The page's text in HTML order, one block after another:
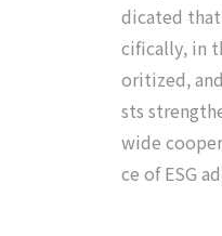
dicated that
cifically, in
oritized,
sts
wide
ce of ESG